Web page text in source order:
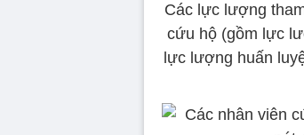
Các lực lượng
cứu hộ (gồm lực
lực lượng huấn